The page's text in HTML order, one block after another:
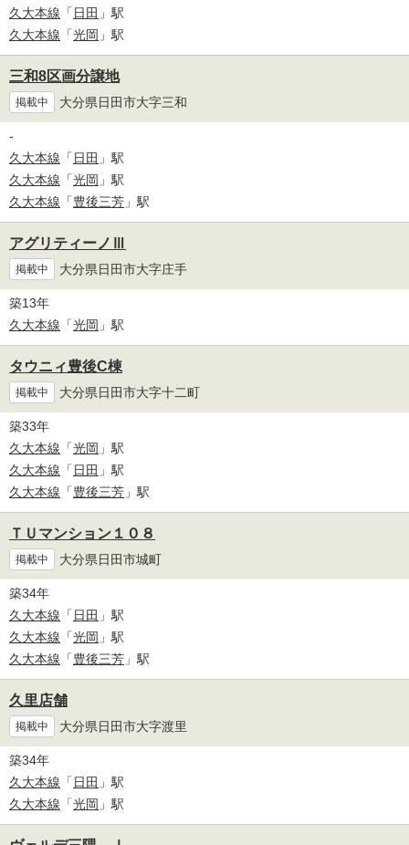
久大本線 「 日田 」駅
久大本線 「光岡 」駅
三和8区画分譲地
掲載中 大分県日田市大字三和
-
久大本線 「 日田 」駅
久大本線 「光岡 」駅
久大本線 「豊後三芳 」駅
アグリティーノⅢ
掲載中 大分県日田市大字庄手
築13年
久大本線 「光岡 」駅
タウニィ豊後C棟
掲載中 大分県日田市大字十二町
築33年
久大本線 「光岡 」駅
久大本線 「 日田 」駅
久大本線 「豊後三芳 」駅
ＴＵマンション１０８
掲載中 大分県日田市城町
築34年
久大本線 「 日田 」駅
久大本線 「光岡 」駅
久大本線 「豊後三芳 」駅
久里店舗
掲載中 大分県日田市大字渡里
築34年
久大本線 「 日田 」駅
久大本線 「光岡 」駅